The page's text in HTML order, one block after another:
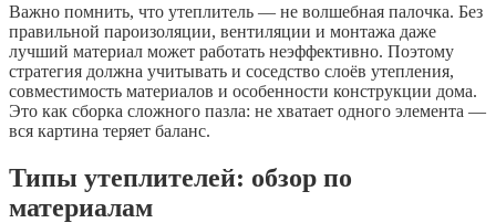
Важно помнить, что утеплитель — не волшебная палочка. Без
правильной пароизоляции, вентиляции и монтажа даже
лучший материал может работать неэффективно. Поэтому
стратегия должна учитывать и соседство слоёв утепления,
совместимость материалов и особенности конструкции дома.
Это как сборка сложного пазла: не хватает одного элемента —
вся картина теряет баланс.
Типы утеплителей: обзор по
материалам